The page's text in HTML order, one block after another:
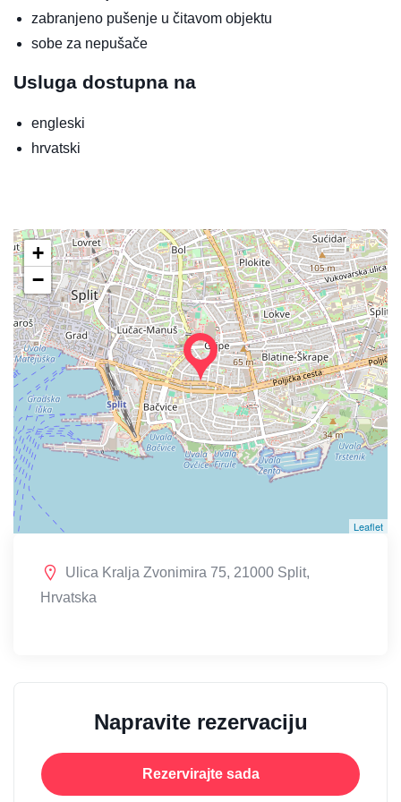
zabranjeno pušenje u čitavom objektu
sobe za nepušače
Usluga dostupna na
engleski
hrvatski
+
−
Leaflet
Ulica Kralja Zvonimira 75, 21000 Split,
Hrvatska
Napravite rezervaciju
Rezervirajte sada